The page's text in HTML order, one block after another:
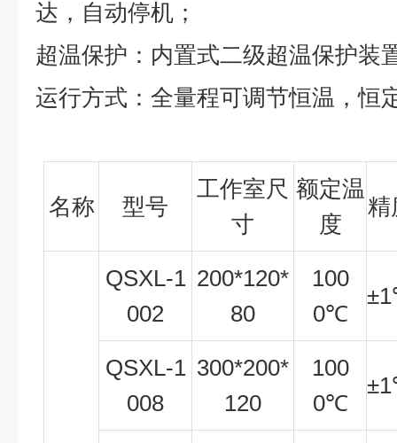
达，自动停机；
超温保护：内置式二级超温保护装
运行方式：全量程可调节恒温，恒
名称 型号
工作室尺
寸
额定温
度
精
QSXL-1
002
200*120*
80
100
0℃
±1
QSXL-1
008
300*200*
120
100
0℃
±1